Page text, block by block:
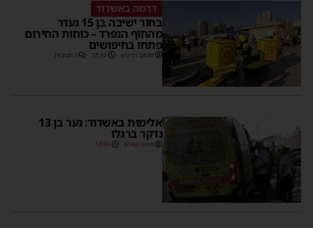
דרמה באשדוד
בחור ישיבה בן 15 נעדר
מהחוף הנפרד – כוחות החירום
פתחו בחיפושים
מנחם דויטש 18:32 1 תגובות
אלימות באשדוד: נער בן 13
נדקר ברגלו
משה קאהן 18:04